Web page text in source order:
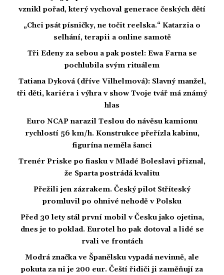
vznikl pořad, který vychoval generace českých dětí
„Chci psát písničky, ne točit reelska.“ Katarzia o
selhání, terapii a online samotě
Tři Edeny za sebou a pak postel: Ewa Farna se
pochlubila svým rituálem
Tatiana Dyková (dříve Vilhelmová): Slavný manžel,
tři děti, kariéra i výhra v show Tvoje tvář má známý
hlas
Euro NCAP narazil Teslou do návěsu kamionu
rychlostí 56 km/h. Konstrukce přeřízla kabinu,
figurína neměla šanci
Trenér Priske po fiasku v Mladé Boleslavi přiznal,
že Sparta postrádá kvalitu
Přežili jen zázrakem. Český pilot Stříteský
promluvil po ohnivé nehodě v Polsku
Před 30 lety stál první mobil v Česku jako ojetina,
dnes je to poklad. Eurotel ho pak dotoval a lidé se
rvali ve frontách
Modrá značka ve Španělsku vypadá nevinně, ale
pokuta za ni je 200 eur. Čeští řidiči ji zaměňují za